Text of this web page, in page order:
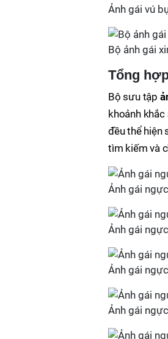
Ảnh gái vú
Bộ ảnh gái
Tổng
Bộ sưu tập
khoảnh
đều thể hiện
tìm kiếm và
Ảnh gái
Ảnh gái
Ảnh gái
Ảnh gái